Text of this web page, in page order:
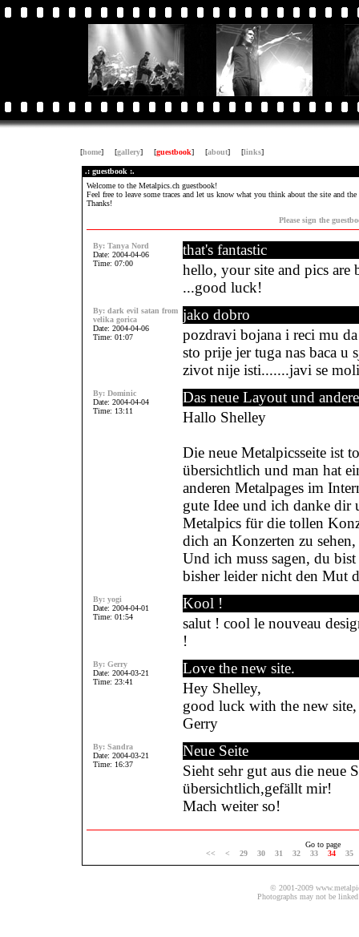
[home] [gallery] [guestbook] [about] [links]
.: guestbook :.
Welcome to the Metalpics.ch guestbook!
Feel free to leave some traces and let us know what you think about the site and the
Thanks!
Please sign the
By: Tanya Nord
Date: 2004-04-06
Time: 07:00
that's fantastic
hello, your site and pics are
...good luck!
By: dark evil satan from
velika gorica
Date: 2004-04-06
Time: 01:07
jako dobro
pozdravi bojana i reci mu
sto prije jer tuga nas baca u
zivot nije isti.......javi se
By: Dominic
Date: 2004-04-04
Time: 13:11
Das neue Layout und
Hallo Shelley
Die neue Metalpicsseite ist
übersichtlich und man hat
anderen Metalpages im
gute Idee und ich danke dir
Metalpics für die tollen
dich an Konzerten zu
Und ich muss sagen, du
bisher leider nicht den Mut
By: yogi
Date: 2004-04-01
Time: 01:54
Kool !
salut ! cool le nouveau
!
By: Gerry
Date: 2004-03-21
Time: 23:41
Love the new site.
Hey Shelley,
good luck with the new
Gerry
By: Sandra
Date: 2004-03-21
Time: 16:37
Neue Seite
Sieht sehr gut aus die neue
übersichtlich,gefällt mir!
Mach weiter so!
Go to page
<<
< 29 30 31 32 33 34 35
© 2001-2009
Photographs may not be